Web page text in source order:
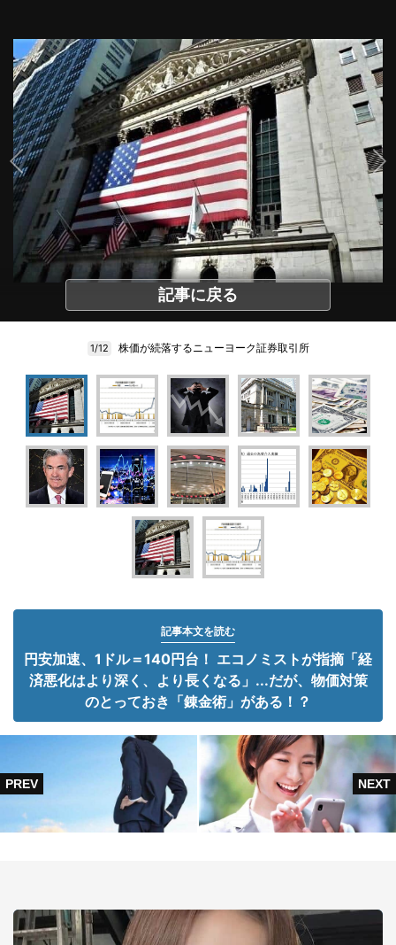
記事に戻る
1/12 株価が続落するニューヨーク証券取引所
記事本文を読む
円安加速、1ドル＝140円台！ エコノミストが指摘「経
済悪化はより深く、より長くなる」...だが、物価対策
のとっておき「錬金術」がある！？